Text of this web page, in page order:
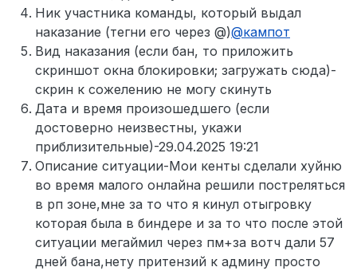
Ник участника команды, который выдал
наказание (тегни его через @)@кампот
Вид наказания (если бан, то приложить
скриншот окна блокировки; загружать сюда)-
скрин к сожелению не могу скинуть
Дата и время произошедшего (если
достоверно неизвестны, укажи
приблизительные)-29.04.2025 19:21
Описание ситуации-Мои кенты сделали хуйню
во время малого онлайна решили постреляться
в рп зоне,мне за то что я кинул отыгровку
которая была в биндере и за то что после этой
ситуации мегаймил через пм+за вотч дали 57
дней бана,нету притензий к админу просто